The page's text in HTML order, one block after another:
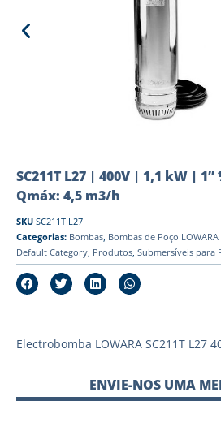
SC211T L27 | 400V | 1,1 kW |
Qmáx: 4,5 m3/h
SKU SC211T L27
Categorias: Bombas, Bombas de Poço
Default Category, Produtos, Submersíveis para
Electrobomba LOWARA SC211T L27
ENVIE-NOS UMA